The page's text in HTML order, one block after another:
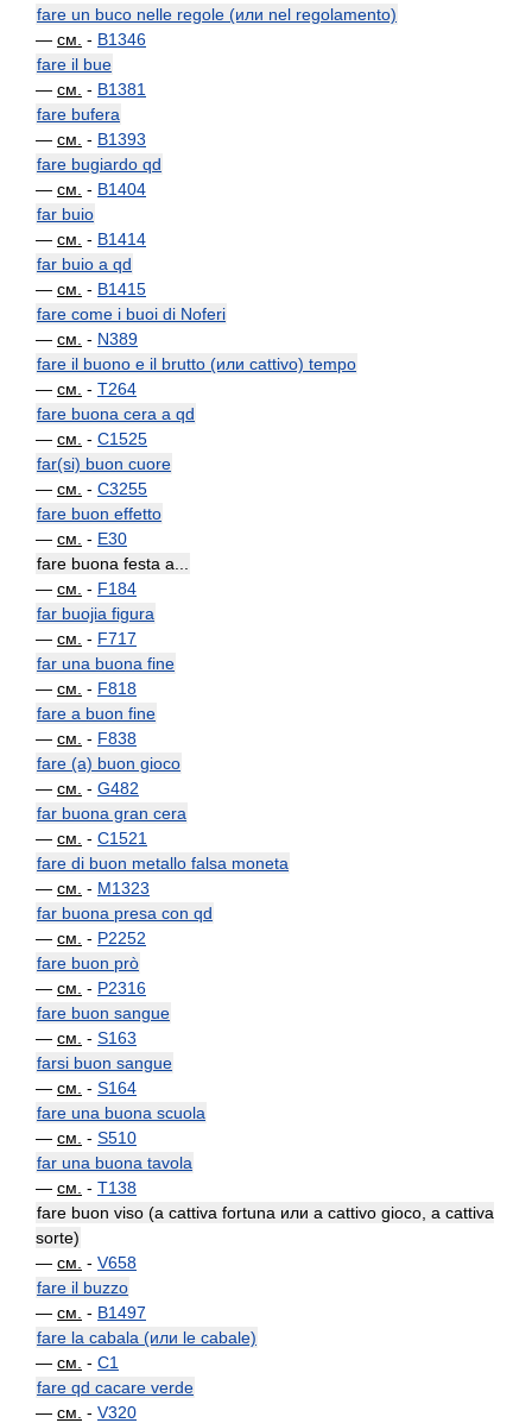
fare un buco nelle regole (или nel regolamento)
— см. - B1346
fare il bue
— см. - B1381
fare bufera
— см. - B1393
fare bugiardo qd
— см. - B1404
far buio
— см. - B1414
far buio a qd
— см. - B1415
fare come i buoi di Noferi
— см. - N389
fare il buono e il brutto (или cattivo) tempo
— см. - T264
fare buona cera a qd
— см. - C1525
far(si) buon cuore
— см. - C3255
fare buon effetto
— см. - E30
fare buona festa a...
— см. - F184
far buojia figura
— см. - F717
far una buona fine
— см. - F818
fare a buon fine
— см. - F838
fare (a) buon gioco
— см. - G482
far buona gran cera
— см. - C1521
fare di buon metallo falsa moneta
— см. - M1323
far buona presa con qd
— см. - P2252
fare buon prò
— см. - P2316
fare buon sangue
— см. - S163
farsi buon sangue
— см. - S164
fare una buona scuola
— см. - S510
far una buona tavola
— см. - T138
fare buon viso (a cattiva fortuna или a cattivo gioco, a cattiva
sorte)
— см. - V658
fare il buzzo
— см. - B1497
fare la cabala (или le cabale)
— см. - C1
fare qd cacare verde
— см. - V320